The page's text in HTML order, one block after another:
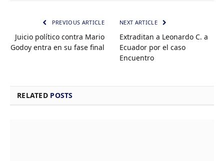
PREVIOUS ARTICLE
Juicio político contra Mario
Godoy entra en su fase final
NEXT ARTICLE
Extraditan a Leonardo C. a
Ecuador por el caso
Encuentro
RELATED POSTS